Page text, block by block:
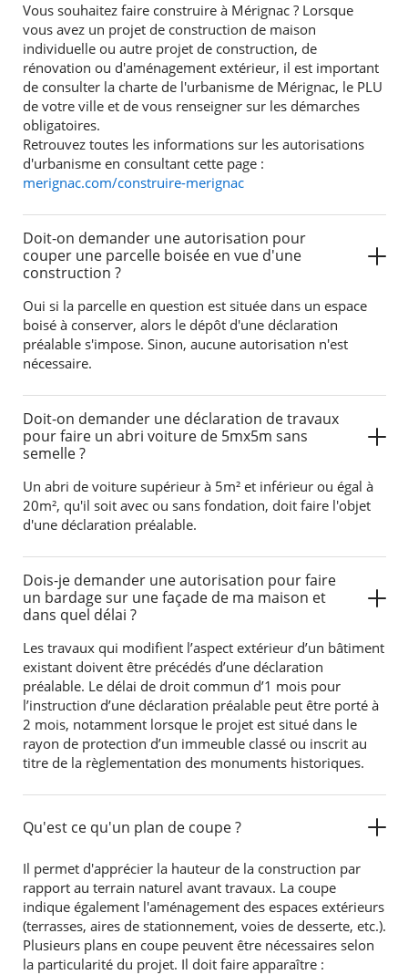
Vous souhaitez faire construire à Mérignac ? Lorsque
vous avez un projet de construction de maison
individuelle ou autre projet de construction, de
rénovation ou d'aménagement extérieur, il est important
de consulter la charte de l'urbanisme de Mérignac, le PLU
de votre ville et de vous renseigner sur les démarches
obligatoires.
Retrouvez toutes les informations sur les autorisations
d'urbanisme en consultant cette page :
merignac.com/construire-merignac
Doit-on demander une autorisation pour
couper une parcelle boisée en vue d'une
construction ?
Oui si la parcelle en question est située dans un espace
boisé à conserver, alors le dépôt d'une déclaration
préalable s'impose. Sinon, aucune autorisation n'est
nécessaire.
Doit-on demander une déclaration de travaux
pour faire un abri voiture de 5mx5m sans
semelle ?
Un abri de voiture supérieur à 5m² et inférieur ou égal à
20m², qu'il soit avec ou sans fondation, doit faire l'objet
d'une déclaration préalable.
Dois-je demander une autorisation pour faire
un bardage sur une façade de ma maison et
dans quel délai ?
Les travaux qui modifient l’aspect extérieur d’un bâtiment
existant doivent être précédés d’une déclaration
préalable. Le délai de droit commun d’1 mois pour
l’instruction d’une déclaration préalable peut être porté à
2 mois, notamment lorsque le projet est situé dans le
rayon de protection d’un immeuble classé ou inscrit au
titre de la règlementation des monuments historiques.
Qu'est ce qu'un plan de coupe ?
Il permet d'apprécier la hauteur de la construction par
rapport au terrain naturel avant travaux. La coupe
indique également l'aménagement des espaces extérieurs
(terrasses, aires de stationnement, voies de desserte, etc.).
Plusieurs plans en coupe peuvent être nécessaires selon
la particularité du projet. Il doit faire apparaître :